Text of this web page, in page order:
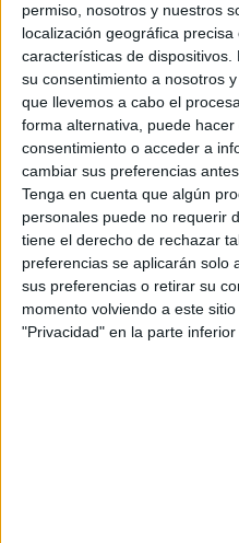
permiso, nosotros y nuestros
localización geográfica
características de
su consentimiento a nosotros
que llevemos a cabo el
forma alternativa, puede
consentimiento o acceder a
cambiar sus preferencias
Tenga en cuenta que algún
personales puede no requerir
tiene el derecho de rechazar
preferencias se aplicarán solo
sus preferencias o retirar su
momento volviendo a este
"Privacidad" en la parte inferior
Escribe aquí las dudas o
respondieran: plazos de
disponibles…:
Acepto lostérminos y
privacidad :*
Información básica sobre
Responsable:Compás